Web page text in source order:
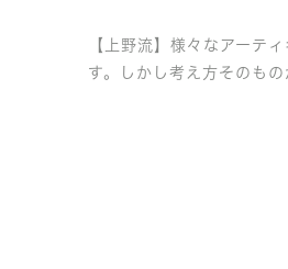
【上野流】様々なアーテ
す。しかし考え方そのも